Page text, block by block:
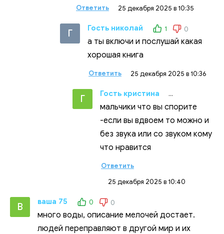
Ответить 25 декабря 2025 в 10:35
Г Гость николай 1 0
а ты включи и послушай какая
хорошая книга
Ответить 25 декабря 2025 в 10:36
Г Гость кристина
мальчики что вы спорите
-если вы вдвоем то можно и
без звука или со звуком кому
что нравится
Ответить
25 декабря 2025 в 10:40
В ваша 75 0 0
много воды, описание мелочей достает.
людей переправляют в другой мир и их